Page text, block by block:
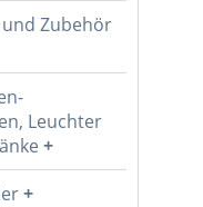
Zubehör
Leuchter